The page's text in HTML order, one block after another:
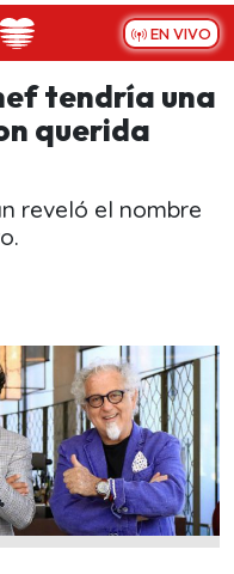
EN VIVO
tendría una
querida
reveló el nombre